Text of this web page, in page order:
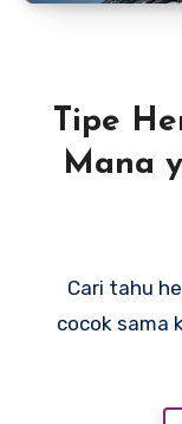
Tipe
Mana
Sama
Cari tahu
cocok sama